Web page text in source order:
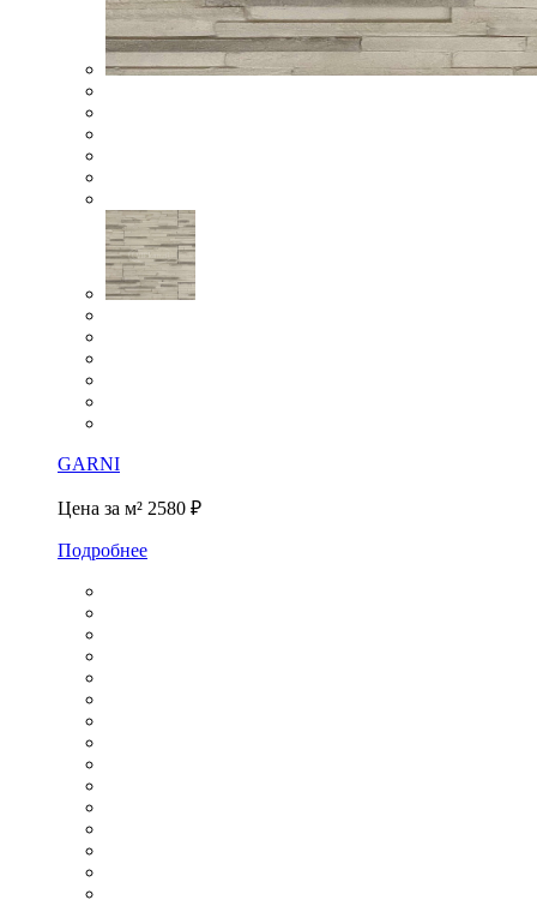
GARNI
Цена за м² 2580 ₽
Подробнее